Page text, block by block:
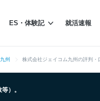
ES・体験記 就活速報
州 株式会社ジェイコム九州の評判・
）。